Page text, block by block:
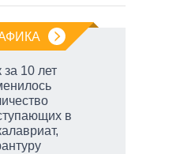
за 10 лет
в